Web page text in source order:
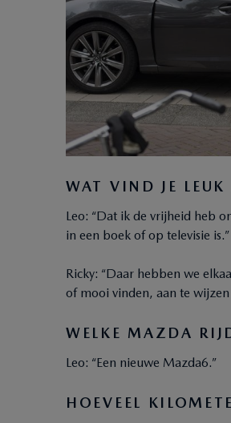
WAT VIND JE
Leo: “Dat ik de vrijheid heb
in een boek of op televisie is.”
Ricky: “Daar hebben we
of mooi vinden, aan te
WELKE MAZDA
Leo: “Een nieuwe Mazda6.”
HOEVEEL